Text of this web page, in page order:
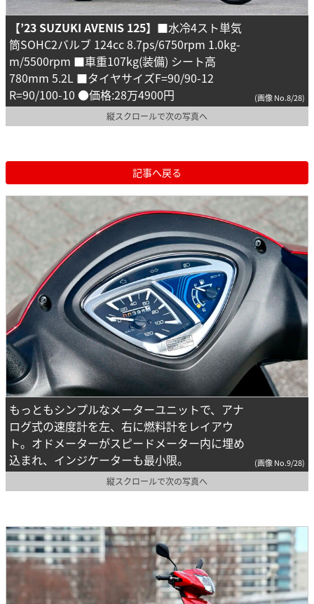
【’23 SUZUKI AVENIS 125】 ■水冷4スト単気
筒SOHC2バルブ 124cc 8.7ps/6750rpm 1.0kg-
m/5500rpm ■車重107kg(装備) シート高
780mm 5.2L ■タイヤサイズF=90/90-12
R=90/100-10 ●価格:28万4900円
(画像 No.8/28)
縦スクロールで次の写真へ
記事へ戻る
もっともシンプルなメーターユニットで、アナ
ログ式の速度計を左、右に燃料計をレイアウ
ト。オドメーターがスピードメーター内に埋め
込まれ、インジケーターも最小限。
(画像 No.9/28)
縦スクロールで次の写真へ